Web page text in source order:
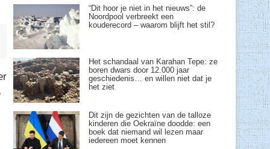
“Dit hoor je niet in het nieuws”: de
Noordpool verbreekt een
kouderecord – waarom blijft het stil?
Het schandaal van Karahan Tepe: ze
boren dwars door 12.000 jaar
geschiedenis… en willen niet dat je
het ziet
Dit zijn de gezichten van de talloze
kinderen die Oekraïne doodde: een
boek dat niemand wil lezen maar
iedereen moet kennen